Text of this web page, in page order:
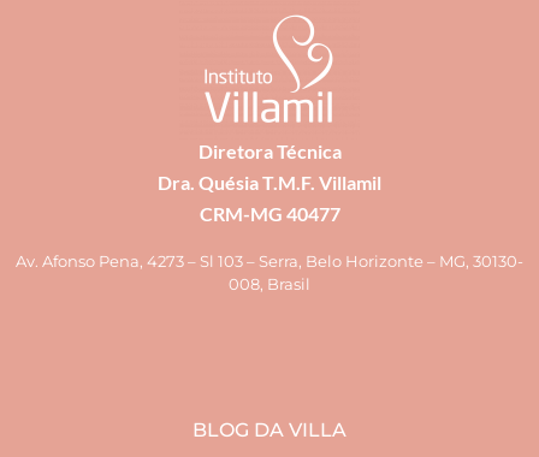
Diretora Técnica
Dra. Quésia T.M.F. Villamil
CRM-MG 40477
Av. Afonso Pena, 4273 – Sl 103 – Serra, Belo Horizonte – MG, 30130-
008, Brasil
BLOG DA VILLA